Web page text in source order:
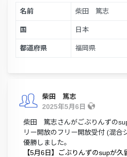
名前 柴田 篤志
国 日本
都道府県 福岡県
柴田 篤志
2025年5月6日
柴田 篤志さんがごぶりんずの
リー開放のフリー開放受付 (混合
優勝しました。
【5月6日】ごぶりんずのsupが